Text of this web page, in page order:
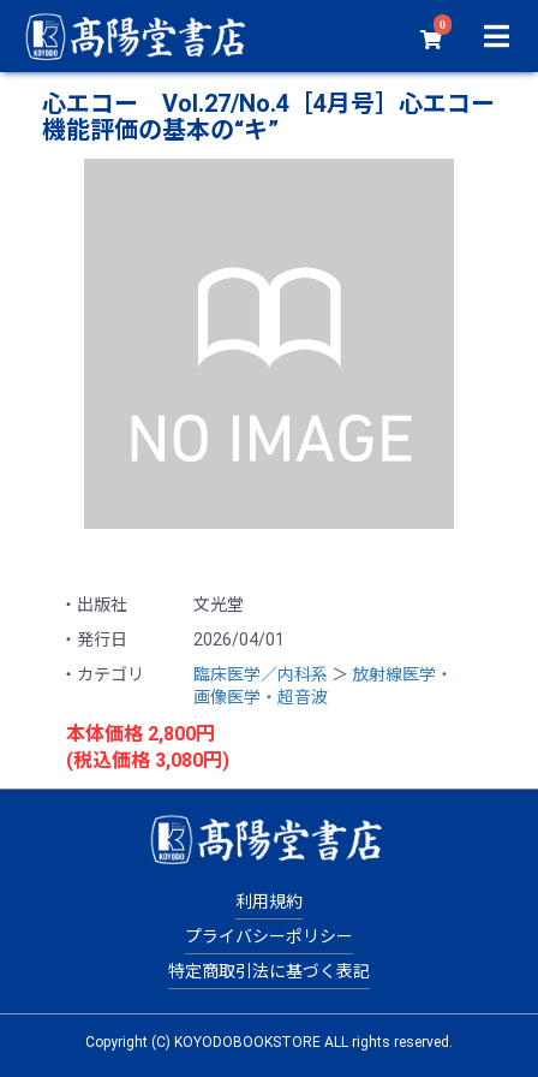
0
心エコー Vol.27/No.4［4月号］心エコー
機能評価の基本の“キ”
出版社
文光堂
発行日
2026/04/01
カテゴリ
臨床医学／内科系 ＞ 放射線医学・
画像医学・超音波
本体価格 2,800円
(税込価格 3,080円)
出版社の在庫状況により、
お取り寄せできない場合がございます。
カートに入れる
利用規約
プライバシーポリシー
特定商取引法に基づく表記
Copyright (C) KOYODOBOOKSTORE ALL rights reserved.